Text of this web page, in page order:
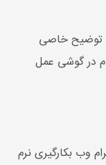
و توضیح خاصی
در گوشی عمل
وب بکارگیری نرم